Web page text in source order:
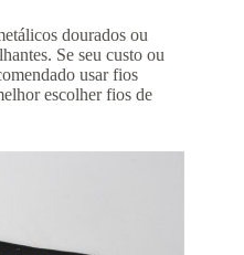
dourados ou
Se seu custo ou
usar fios
escolher fios de